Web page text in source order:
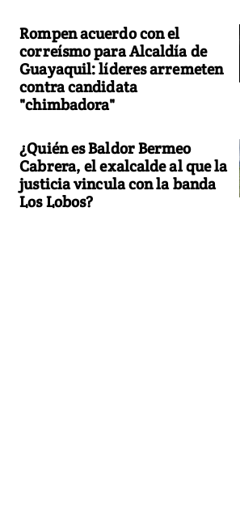
Rompen acuerdo con el
correísmo para Alcaldía de
Guayaquil: líderes arremeten
contra candidata
"chimbadora"
¿Quién es Baldor Bermeo
Cabrera, el exalcalde al que la
justicia vincula con la banda
Los Lobos?